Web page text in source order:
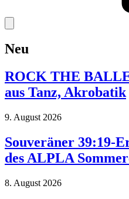
Neu
ROCK THE
aus Tanz, Akrobatik
9. August 2026
Souveräner 39:19-
des ALPLA
8. August 2026